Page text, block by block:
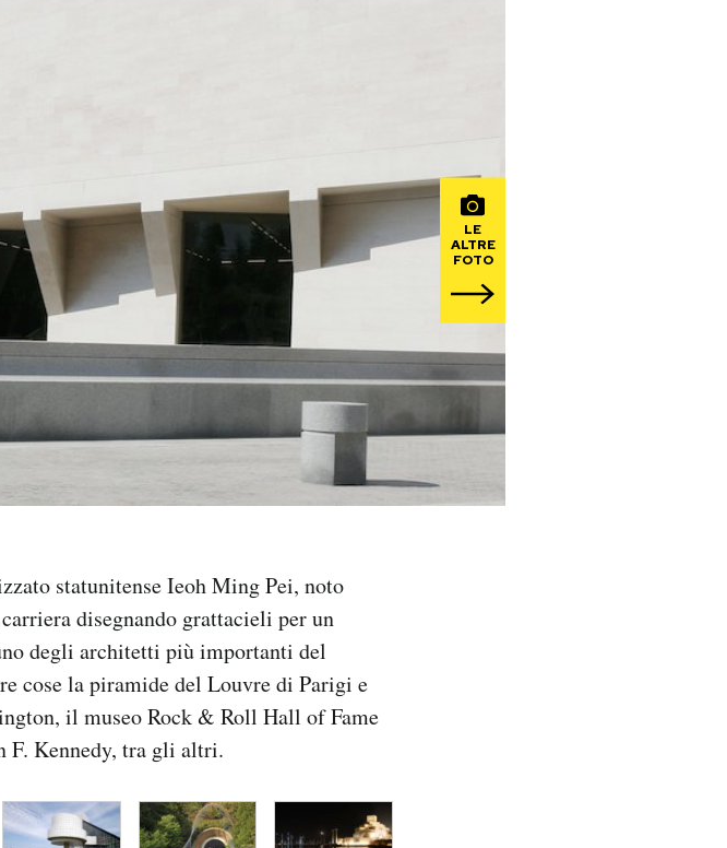
LE
ALTRE
FOTO
statunitense Ieoh Ming Pei, noto
disegnando grattacieli per un
degli architetti più importanti del
cose la piramide del Louvre di Parigi e
il museo Rock & Roll Hall of Fame
F. Kennedy, tra gli altri.